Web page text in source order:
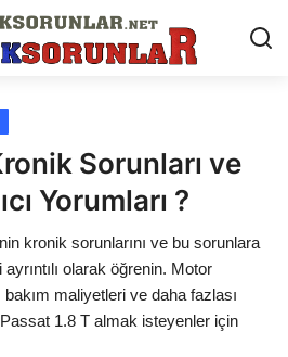
Sorunları ve
Yorumları ?
kronik sorunlarını ve bu sorunlara
olarak öğrenin. Motor
maliyetleri ve daha fazlası
1.8 T almak isteyenler için